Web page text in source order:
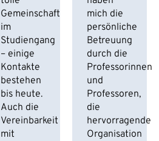
Gemeinschaft
im
Studiengang
– einige
Kontakte
bestehen
bis heute.
Auch die
Vereinbarkeit
mit
mich die
persönliche
Betreuung
durch die
Professorinnen
und
Professoren,
die
hervorragende
Organisation